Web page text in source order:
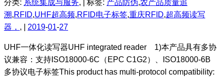
分类: 系统集成与服务, | 标签: 产品防伪,农产品质量追
溯,RFID,UHF超高频,RFID电子标签,重庆RFID,超高频读写
器， , | 2019-01-27
UHF一体化读写器UHF integrated reader 1)本产品具有多协
议兼容：支持ISO18000-6C（EPC C1G2）、ISO18000-6B
多协议电子标签This product has multi-protocol compatibility: